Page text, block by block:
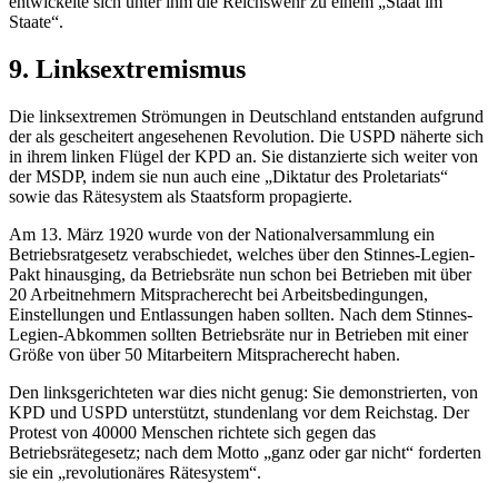
Staate“.
9. Linksextremismus
Die linksextremen Strömungen in Deutschland entstanden aufgrund
der als gescheitert angesehenen Revolution. Die USPD näherte sich
in ihrem linken Flügel der KPD an. Sie distanzierte sich weiter von
der MSDP, indem sie nun auch eine „Diktatur des Proletariats“
sowie das Rätesystem als Staatsform propagierte.
Am 13. März 1920 wurde von der Nationalversammlung ein
Betriebsratgesetz verabschiedet, welches über den Stinnes-Legien-
Pakt hinausging, da Betriebsräte nun schon bei Betrieben mit über
20 Arbeitnehmern Mitspracherecht bei Arbeitsbedingungen,
Einstellungen und Entlassungen haben sollten. Nach dem Stinnes-
Legien-Abkommen sollten Betriebsräte nur in Betrieben mit einer
Größe von über 50 Mitarbeitern Mitspracherecht haben.
Den linksgerichteten war dies nicht genug: Sie demonstrierten, von
KPD und USPD unterstützt, stundenlang vor dem Reichstag. Der
Protest von 40000 Menschen richtete sich gegen das
Betriebsrätegesetz; nach dem Motto „ganz oder gar nicht“ forderten
sie ein „revolutionäres Rätesystem“.